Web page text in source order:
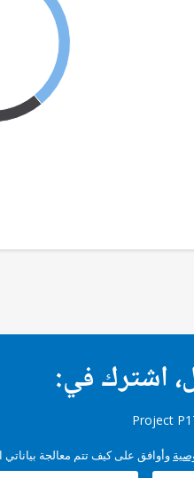
اشترك في:
وأوافق على كيف تتم معالجة بياناتي